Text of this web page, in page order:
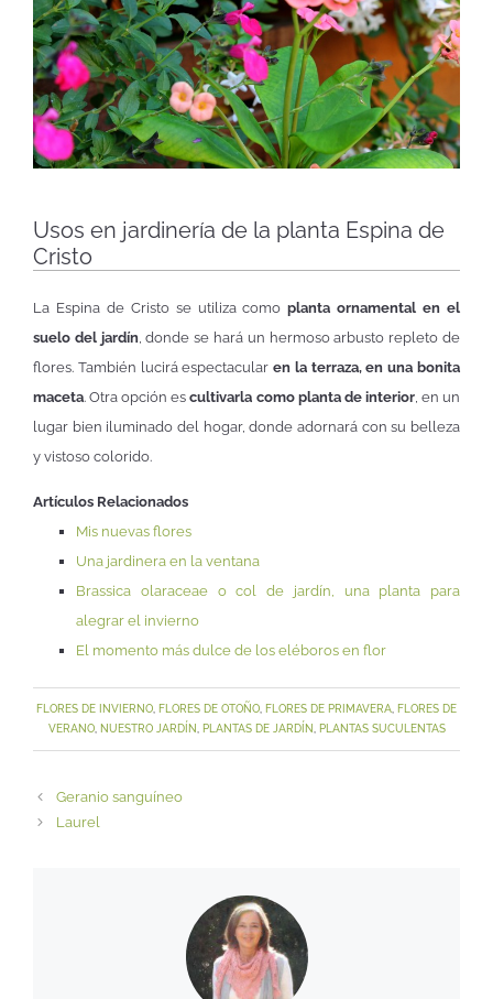
Usos en jardinería de la planta Espina de
Cristo
La Espina de Cristo se utiliza comoplanta ornamental en el
suelo del jardín, donde se hará un hermoso arbusto repleto de
flores. También lucirá espectacularen la terraza, en una bonita
maceta. Otra opción escultivarla como planta de interior, en un
lugar bien iluminado del hogar, donde adornará con su belleza
y vistoso colorido.
Artículos Relacionados
Mis nuevas flores
Una jardinera en la ventana
Brassica olaraceae o col de jardín, una planta para
alegrar el invierno
El momento más dulce de los eléboros en flor
FLORES DE INVIERNO FLORES DE OTOÑO FLORES DE PRIMAVERA FLORES DE
VERANO, NUESTRO JARDÍN PLANTAS DE JARDÍN PLANTAS SUCULENTAS
Geranio sanguíneo
Laurel